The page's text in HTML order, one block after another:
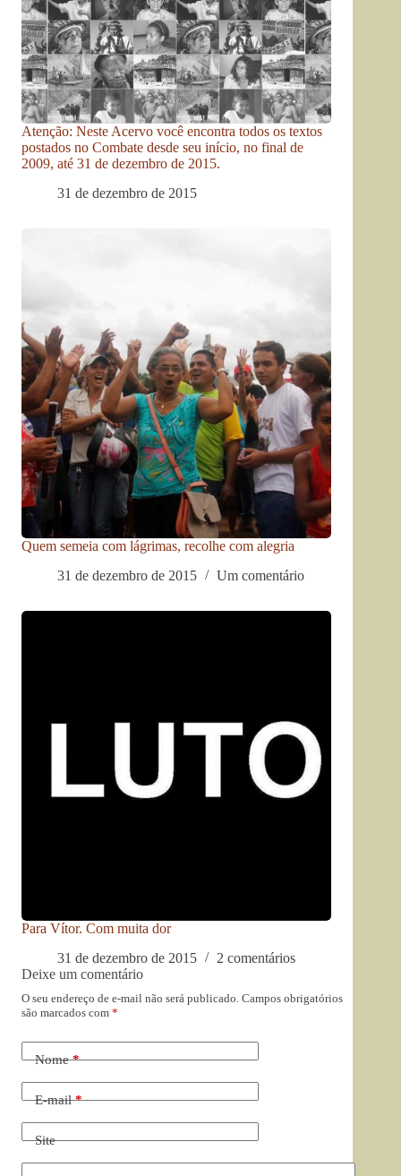
Atenção: Neste Acervo você encontra todos os textos
postados no Combate desde seu início, no final de
2009, até 31 de dezembro de 2015.
31 de dezembro de 2015
Quem semeia com lágrimas, recolhe com alegria
31 de dezembro de 2015
Um comentário
Para Vítor. Com muita dor
31 de dezembro de 2015
2 comentários
Deixe um comentário
O seu endereço de e-mail não será publicado. Campos obrigatórios
são marcados com *
Nome*
E-mail*
Site